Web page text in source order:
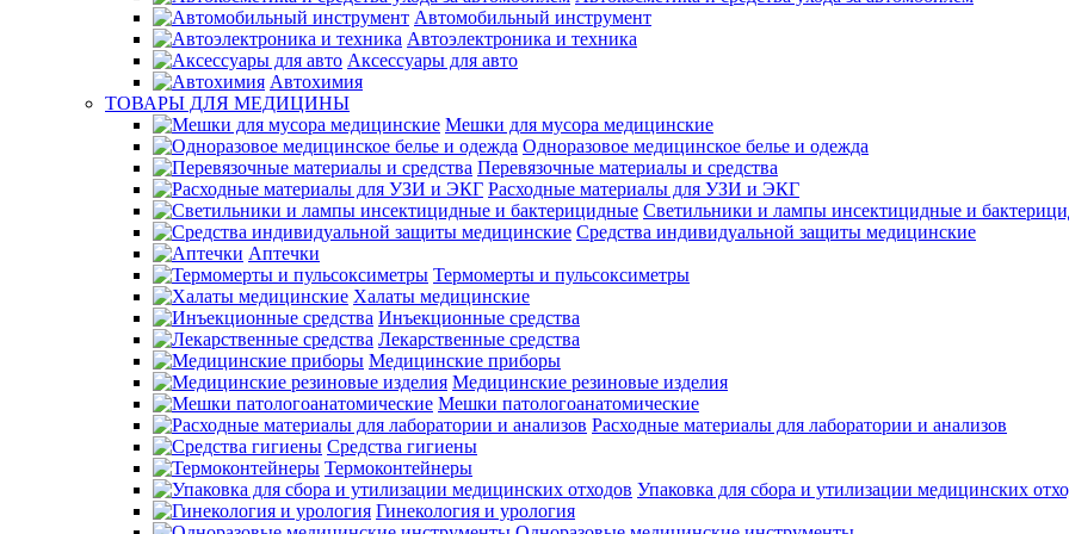
Автомобильный инструмент
Автоэлектроника и техника
Аксессуары для авто
Автохимия
ТОВАРЫ ДЛЯ МЕДИЦИНЫ
Мешки для мусора медицинские
Одноразовое медицинское белье и одежда
Перевязочные материалы и средства
Расходные материалы для УЗИ и ЭКГ
Светильники и лампы инсектицидные и
Средства индивидуальной защиты медицинские
Аптечки
Термомерты и пульсоксиметры
Халаты медицинские
Инъекционные средства
Лекарственные средства
Медицинские приборы
Медицинские резиновые изделия
Мешки патологоанатомические
Расходные материалы для лаборатории и анализов
Средства гигиены
Термоконтейнеры
Упаковка для сбора и утилизации медицинских
Гинекология и урология